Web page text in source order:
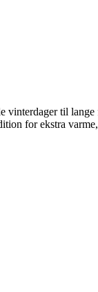
vinterdager til
for ekstra